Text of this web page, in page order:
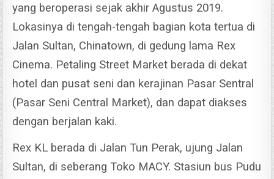
yang beroperasi sejak akhir Agustus 2019.
Lokasinya di tengah-tengah bagian kota tertua di
Jalan Sultan, Chinatown, di gedung lama Rex
Cinema. Petaling Street Market berada di dekat
hotel dan pusat seni dan kerajinan Pasar Sentral
(Pasar Seni Central Market), dan dapat diakses
dengan berjalan kaki.
Rex KL berada di Jalan Tun Perak, ujung Jalan
Sultan, di seberang Toko MACY. Stasiun bus Pudu